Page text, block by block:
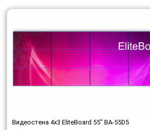
Видеостена 4x3 EliteBoard 55" BA-55D5